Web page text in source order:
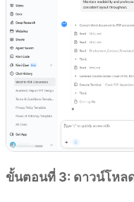
ขั้นตอนที่ 3: ดาวน์โหล